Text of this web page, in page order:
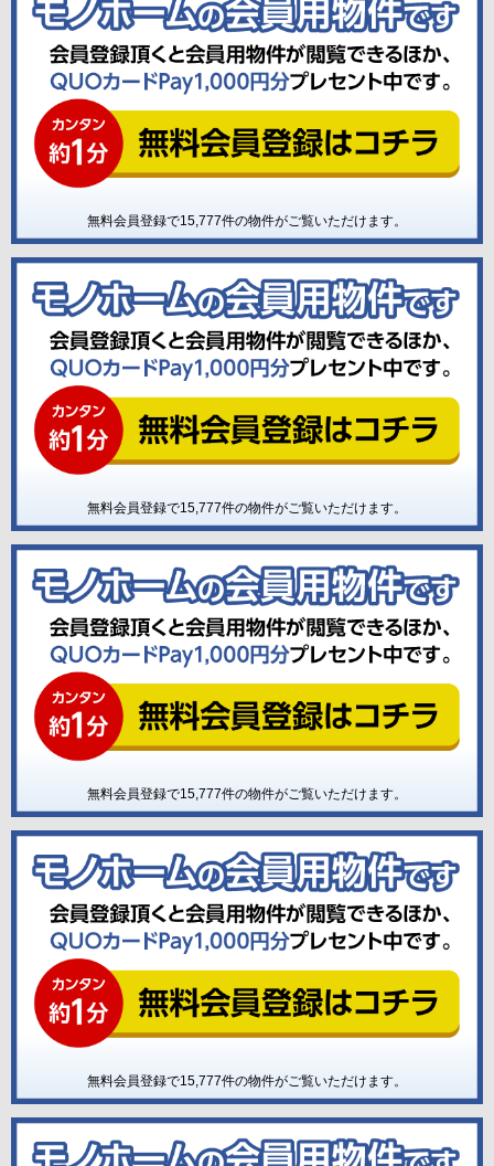
無料会員登録で15,777件の物件がご覧いただけます。
無料会員登録で15,777件の物件がご覧いただけます。
無料会員登録で15,777件の物件がご覧いただけます。
無料会員登録で15,777件の物件がご覧いただけます。